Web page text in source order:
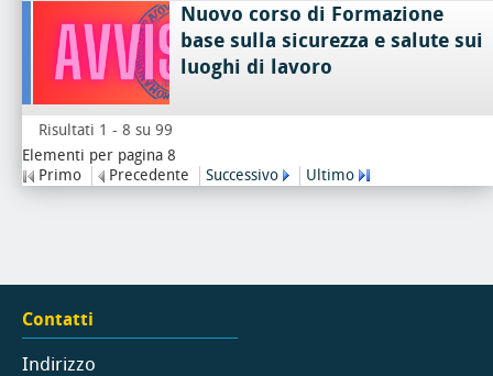
Nuovo corso di Formazione
base sulla sicurezza e salute sui
luoghi di lavoro
Risultati 1 - 8 su 99
Elementi per pagina 8
Primo
Precedente Successivo Ultimo
Contatti
Indirizzo